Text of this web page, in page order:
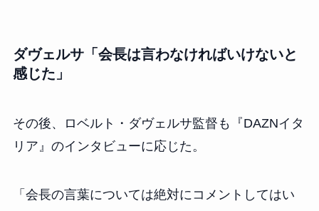
ダヴェルサ「会長は言わなければいけないと
感じた」
その後、ロベルト・ダヴェルサ監督も『DAZNイタ
リア』のインタビューに応じた。
「会長の言葉については絶対にコメントしてはい